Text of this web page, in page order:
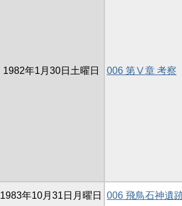
1982年1月30日土曜日 006 第Ⅴ章 考察
1983年10月31日月曜日 006 飛鳥石神遺